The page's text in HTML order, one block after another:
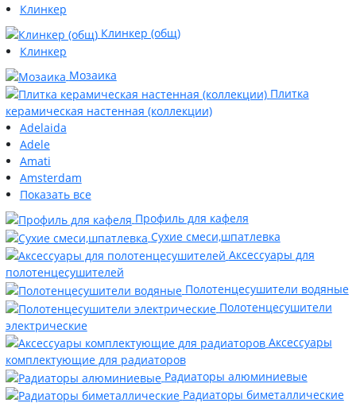
Клинкер
Клинкер (общ)
Клинкер
Мозаика
Плитка
керамическая настенная (коллекции)
Adelaida
Adele
Amati
Amsterdam
Показать все
Профиль для кафеля
Сухие смеси,шпатлевка
Аксессуары для
полотенцесушителей
Полотенцесушители водяные
Полотенцесушители
электрические
Аксессуары
комплектующие для радиаторов
Радиаторы алюминиевые
Радиаторы биметаллические